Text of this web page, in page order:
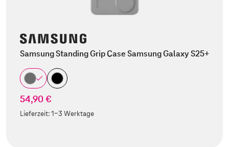
Samsung Standing Grip Case Samsung Galaxy S25+
54,90 €
Lieferzeit:1-3 Werktage